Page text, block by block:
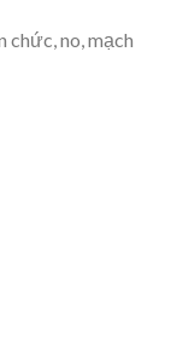
chức, no, mạch